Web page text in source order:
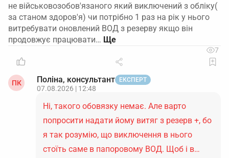
не військовозобов'язаного який виключений з обліку(
за станом здоров'я) чи потрібно 1 раз на рік у нього
витребувати оновлений ВОД з резерву якщо він
продовжує працювати…
7
ПК Поліна, консультант ЕКСПЕРТ
07.08.2026 | 12:48
Ні, такого обовязку немає. Але варто
попросити надати йому витяг з резерв +, бо
я так розумію, що виключення в нього
стоїть саме в папоровому ВОД. Щоб і в…